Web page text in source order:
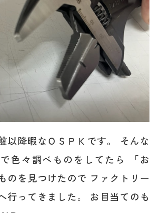
以降暇なＯＳＰＫです。 そんな
色々調べものをしてたら 「お
のを見つけたので ファクトリー
行ってきました。 お目当てのも